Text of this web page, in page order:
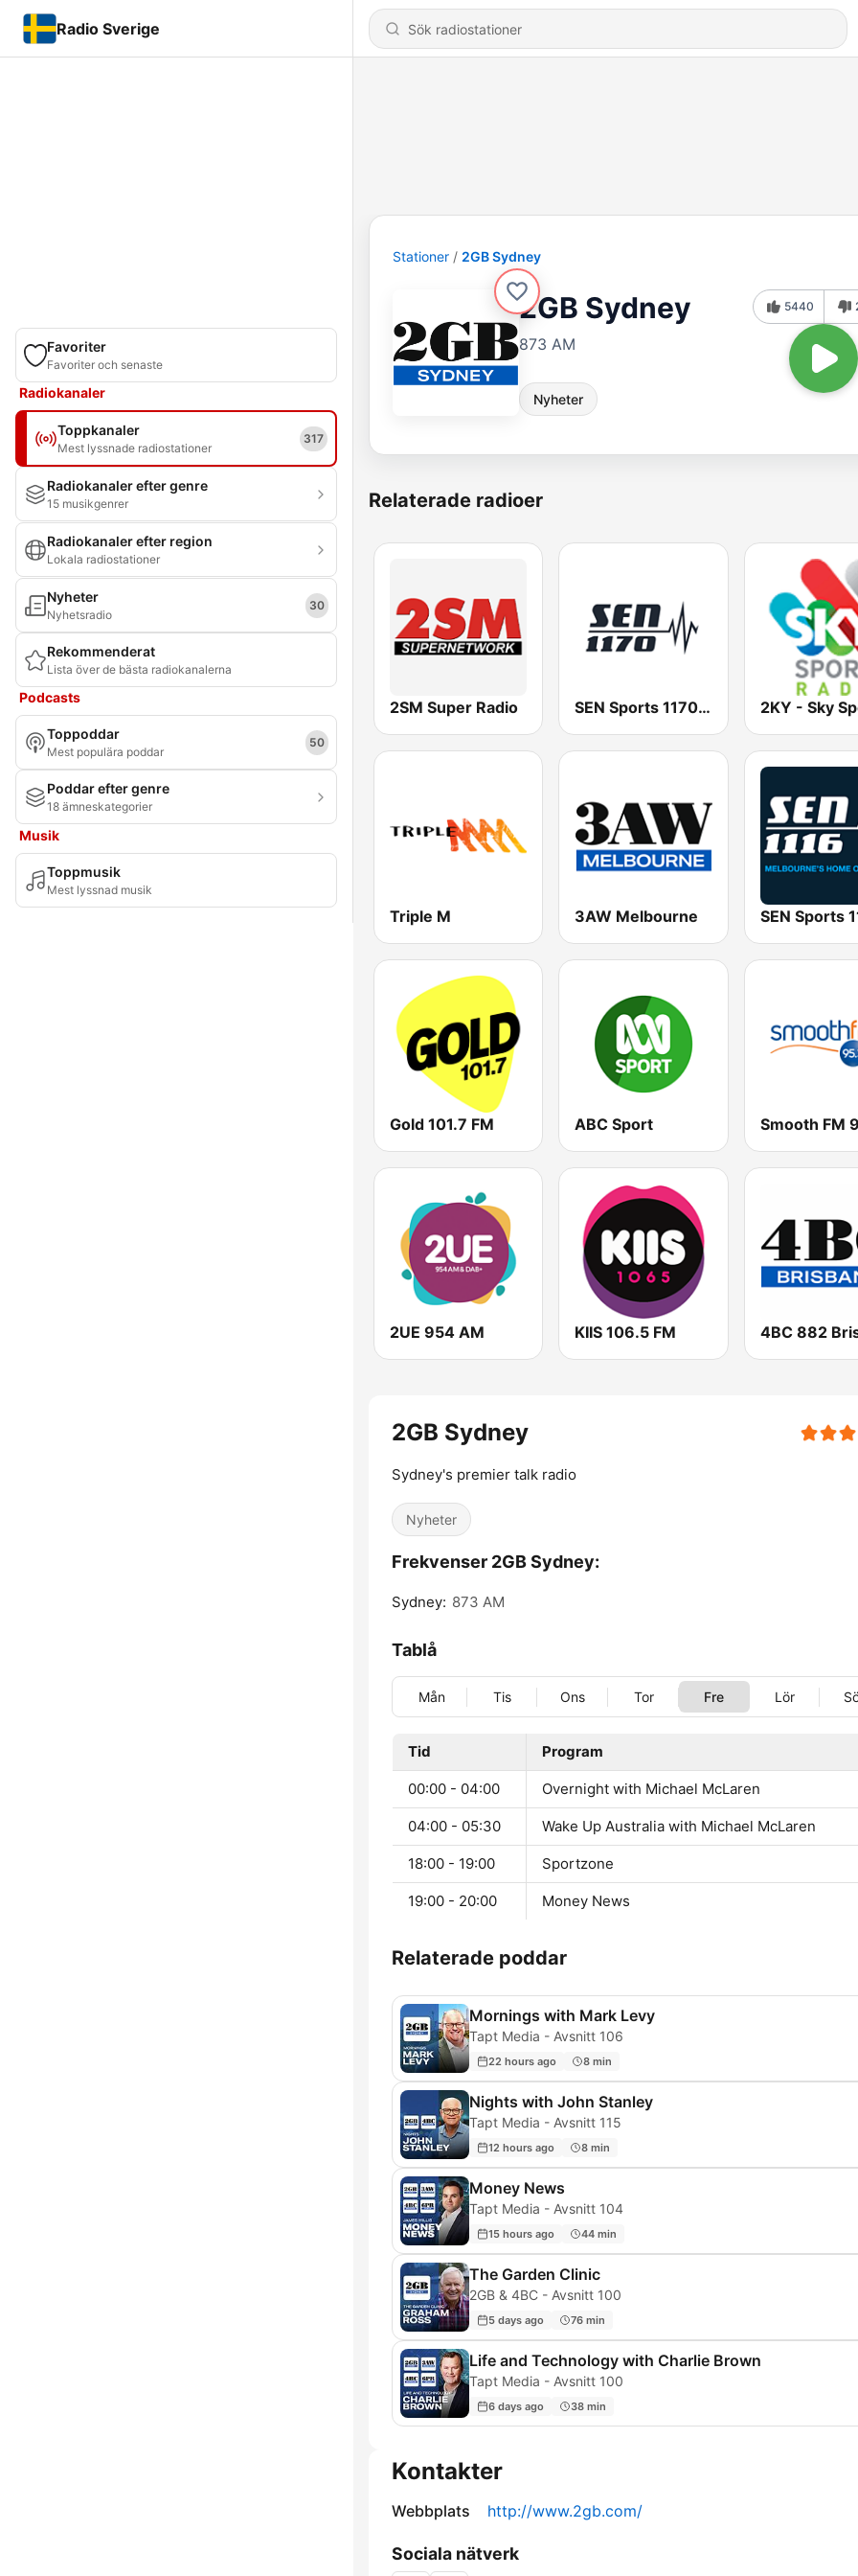
Radio Sverige
Favoriter
Favoriter och senaste
Radiokanaler
Toppkanaler
Mest lyssnade radiostationer
317
Radiokanaler efter genre
15 musikgenrer
Radiokanaler efter region
Lokala radiostationer
Nyheter
Nyhetsradio
30
Rekommenderat
Lista över de bästa radiokanalerna
Podcasts
Toppoddar
Mest populära poddar
50
Poddar efter genre
18 ämneskategorier
Musik
Toppmusik
Mest lyssnad musik
Stationer 2GB Sydney
2GB Sydney
873 AM
Nyheter
5440
Relaterade radioer
2SM Super Radio SEN Sports 1170 Sydney
Triple M 3AW Melbourne
Gold 101.7 FM ABC Sport
2UE 954 AM KIIS 106.5 FM
2GB Sydney
Sydney's premier talk radio
Nyheter
Frekvenser 2GB Sydney:
Sydney: 873 AM
Tablå
Mån Tis Ons Tor Fre Lör
Tid Program
00:00 - 04:00 Overnight with Michael McLaren
04:00 - 05:30 Wake Up Australia with Michael McLaren
18:00 - 19:00 Sportzone
19:00 - 20:00 Money News
Relaterade poddar
Mornings with Mark Levy
Tapt Media - Avsnitt 106
22 hours ago 8 min
Nights with John Stanley
Tapt Media - Avsnitt 115
12 hours ago 8 min
Money News
Tapt Media - Avsnitt 104
15 hours ago 44 min
The Garden Clinic
2GB & 4BC - Avsnitt 100
5 days ago 76 min
Life and Technology with Charlie Brown
Tapt Media - Avsnitt 100
6 days ago 38 min
Kontakter
Webbplats http://www.2gb.com/
Sociala nätverk